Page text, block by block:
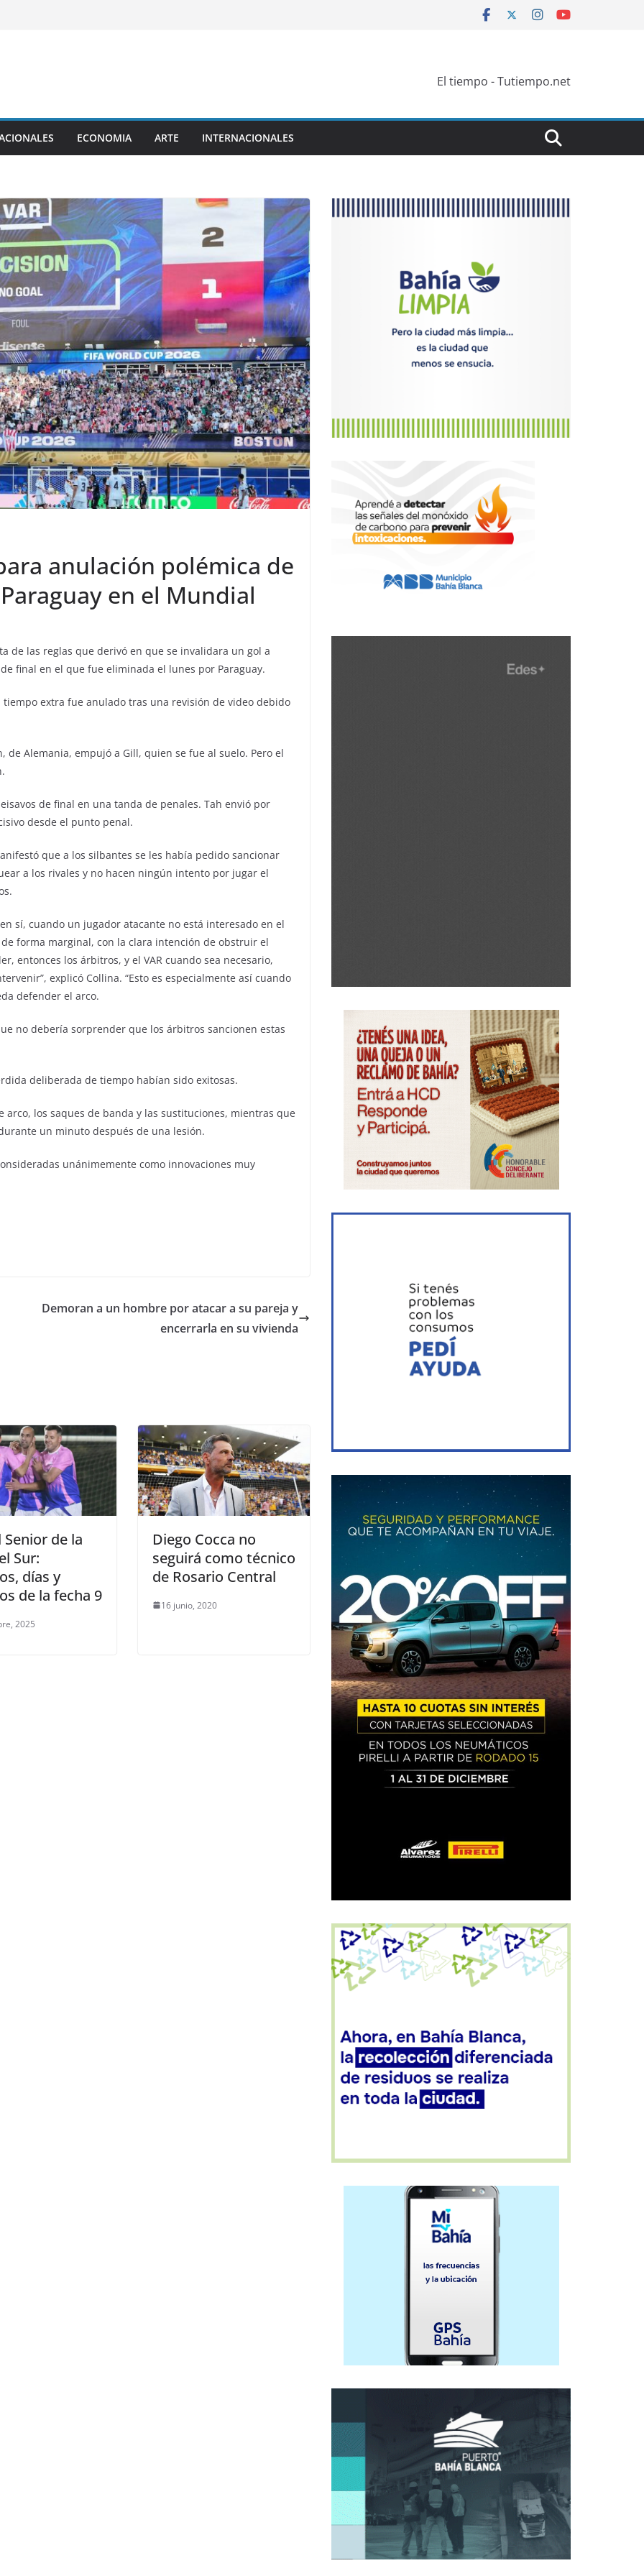
El tiempo - Tutiempo.net
ECONOMIA ARTE INTERNACIONALES
anulación polémica de
en el Mundial
de las reglas que derivó en que se invalidara un gol a
final en el que fue eliminada el lunes por Paraguay.
tiempo extra fue anulado tras una revisión de video debido
Alemania, empujó a Gill, quien se fue al suelo. Pero el
de final en una tanda de penales. Tah envió por
desde el punto penal.
que a los silbantes se les había pedido sancionar
a los rivales y no hacen ningún intento por jugar el
sí, cuando un jugador atacante no está interesado en el
forma marginal, con la clara intención de obstruir el
entonces los árbitros, y el VAR cuando sea necesario,
explicó Collina. “Esto es especialmente así cuando
defender el arco.
no debería sorprender que los árbitros sancionen estas
deliberada de tiempo habían sido exitosas.
los saques de banda y las sustituciones, mientras que
un minuto después de una lesión.
unánimemente como innovaciones muy
Demoran a un hombre por atacar a su pareja y
encerrarla en su vivienda
Senior de la
Sur:
días y
de la fecha 9
2025
Diego Cocca no
seguirá como técnico
de Rosario Central
16 junio, 2020